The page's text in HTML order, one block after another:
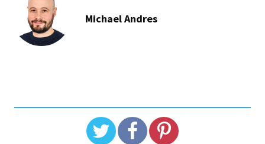
Michael Andres